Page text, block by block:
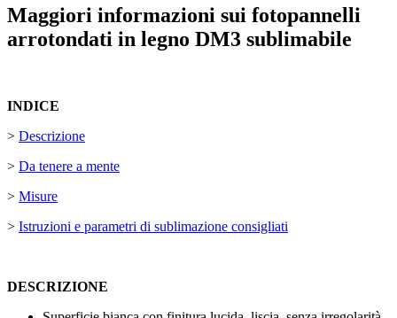
Maggiori informazioni sui fotopannelli
arrotondati in legno DM3 sublimabile
INDICE
> Descrizione
> Da tenere a mente
> Misure
> Istruzioni e parametri di sublimazione consigliati
DESCRIZIONE